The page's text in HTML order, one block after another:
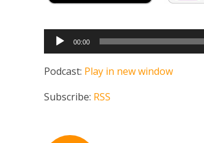
Tocador
de
áudio
00:00
Podcast: Play in new window
Subscribe: RSS